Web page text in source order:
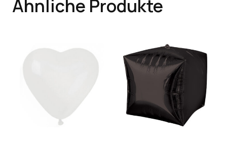
Ähnliche Produkte